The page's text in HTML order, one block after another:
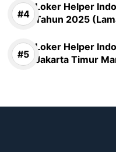
Loker Helper
Tahun 2025
Loker Helper
Jakarta Timur